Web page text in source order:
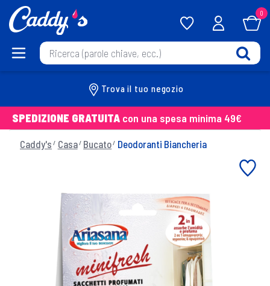
0
Trova il tuo negozio
SPEDIZIONE GRATUITA con una spesa minima 49€
Caddy's Casa Bucato Deodoranti Biancheria